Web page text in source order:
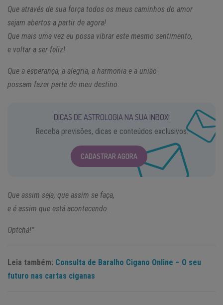
Que através de sua força todos os meus caminhos do amor
sejam abertos a partir de agora!
Que mais uma vez eu possa vibrar este mesmo sentimento,
e voltar a ser feliz!
Que a esperança, a alegria, a harmonia e a união
possam fazer parte de meu destino.
DICAS DE ASTROLOGIA NA SUA INBOX!
Receba previsões, dicas e conteúdos exclusivos.
CADASTRAR AGORA
Que assim seja, que assim se faça,
e é assim que está acontecendo.
Optchá!”
Leia também: Consulta de Baralho Cigano Online – O seu
futuro nas cartas ciganas